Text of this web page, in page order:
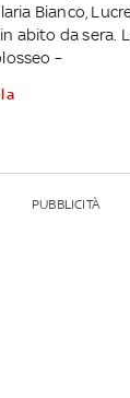
Bianco,
abito da sera.
–
PUBBLICITÀ